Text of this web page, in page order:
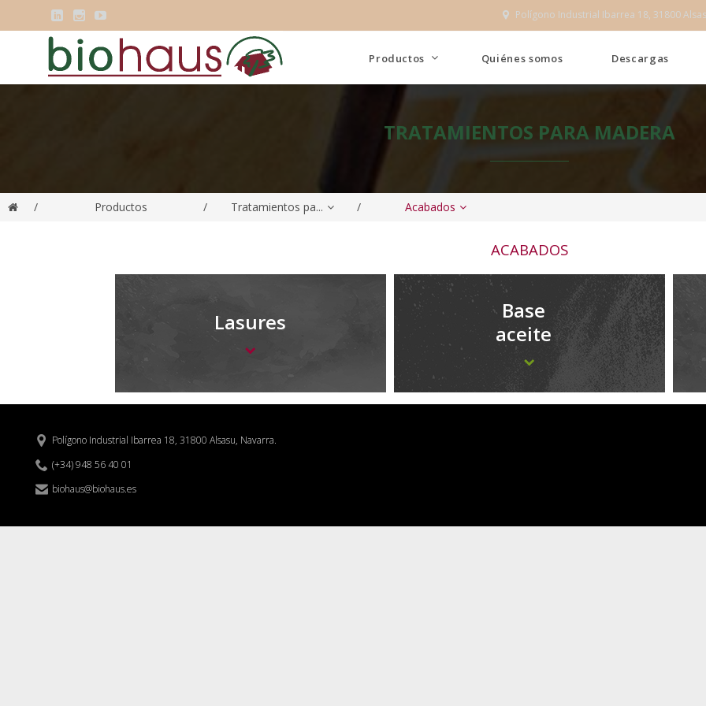
    Polígono Industrial Ibarrea 18, 31800
Productos Quiénes somos Descargas
TRATAMIENTOS PARA MADERA
/ Productos / Tratamientos pa... / Acabados
ACABADOS
Lasures
Base
aceite
 Polígono Industrial Ibarrea 18, 31800 Alsasu, Navarra.
 (+34) 948 56 40 01
 biohaus@biohaus.es